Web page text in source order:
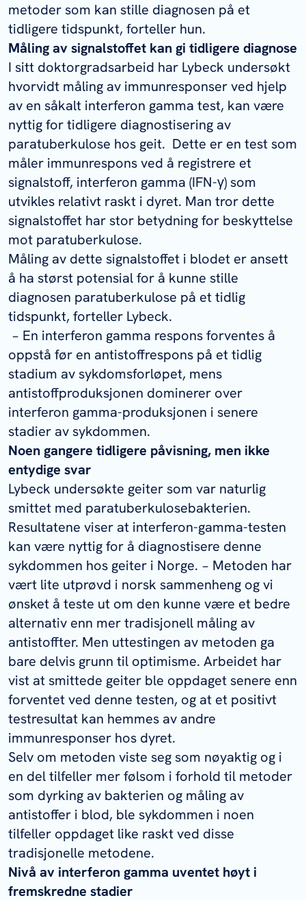
metoder som kan stille diagnosen på et
tidligere tidspunkt, forteller hun.
Måling av signalstoffet kan gi tidligere diagnose
I sitt doktorgradsarbeid har Lybeck undersøkt
hvorvidt måling av immunresponser ved hjelp
av en såkalt interferon gamma test, kan være
nyttig for tidligere diagnostisering av
paratuberkulose hos geit. Dette er en test som
måler immunrespons ved å registrere et
signalstoff, interferon gamma (IFN-γ) som
utvikles relativt raskt i dyret. Man tror dette
signalstoffet har stor betydning for beskyttelse
mot paratuberkulose.
Måling av dette signalstoffet i blodet er ansett
å ha størst potensial for å kunne stille
diagnosen paratuberkulose på et tidlig
tidspunkt, forteller Lybeck.
− En interferon gamma respons forventes å
oppstå før en antistoffrespons på et tidlig
stadium av sykdomsforløpet, mens
antistoffproduksjonen dominerer over
interferon gamma-produksjonen i senere
stadier av sykdommen.
Noen gangere tidligere påvisning, men ikke
entydige svar
Lybeck undersøkte geiter som var naturlig
smittet med paratuberkulosebakterien.
Resultatene viser at interferon-gamma-testen
kan være nyttig for å diagnostisere denne
sykdommen hos geiter i Norge. − Metoden har
vært lite utprøvd i norsk sammenheng og vi
ønsket å teste ut om den kunne være et bedre
alternativ enn mer tradisjonell måling av
antistoffter. Men uttestingen av metoden ga
bare delvis grunn til optimisme. Arbeidet har
vist at smittede geiter ble oppdaget senere enn
forventet ved denne testen, og at et positivt
testresultat kan hemmes av andre
immunresponser hos dyret.
Selv om metoden viste seg som nøyaktig og i
en del tilfeller mer følsom i forhold til metoder
som dyrking av bakterien og måling av
antistoffer i blod, ble sykdommen i noen
tilfeller oppdaget like raskt ved disse
tradisjonelle metodene.
Nivå av interferon gamma uventet høyt i
fremskredne stadier